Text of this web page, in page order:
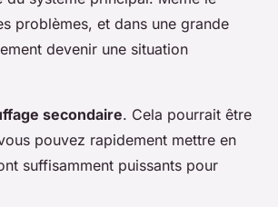
problèmes, et dans une grande
devenir une situation
secondaire. Cela pourrait être
pouvez rapidement mettre en
suffisamment puissants pour